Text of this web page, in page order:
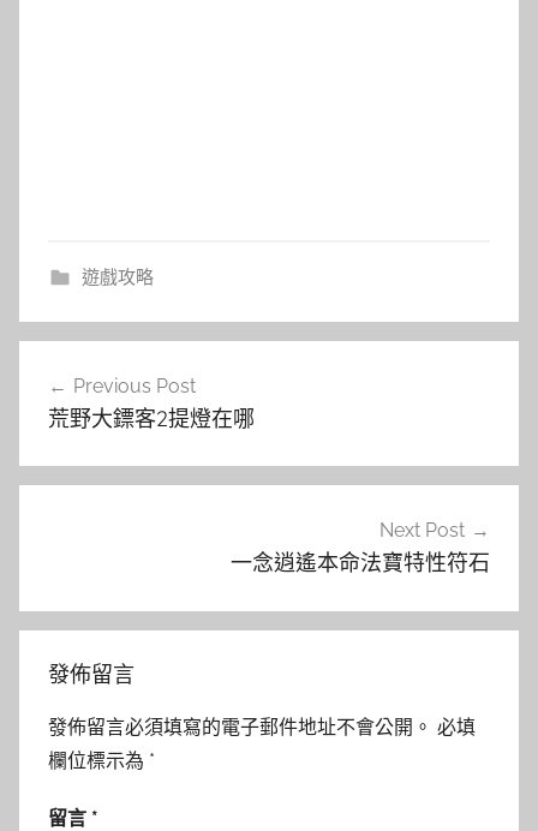
遊戲攻略
覽
Previous Post
荒野大鏢客2提燈在哪
Next Post
一念逍遙本命法寶特性符石
發佈留言
發佈留言必須填寫的電子郵件地址不會公開。 必填
欄位標示為 *
留言 *